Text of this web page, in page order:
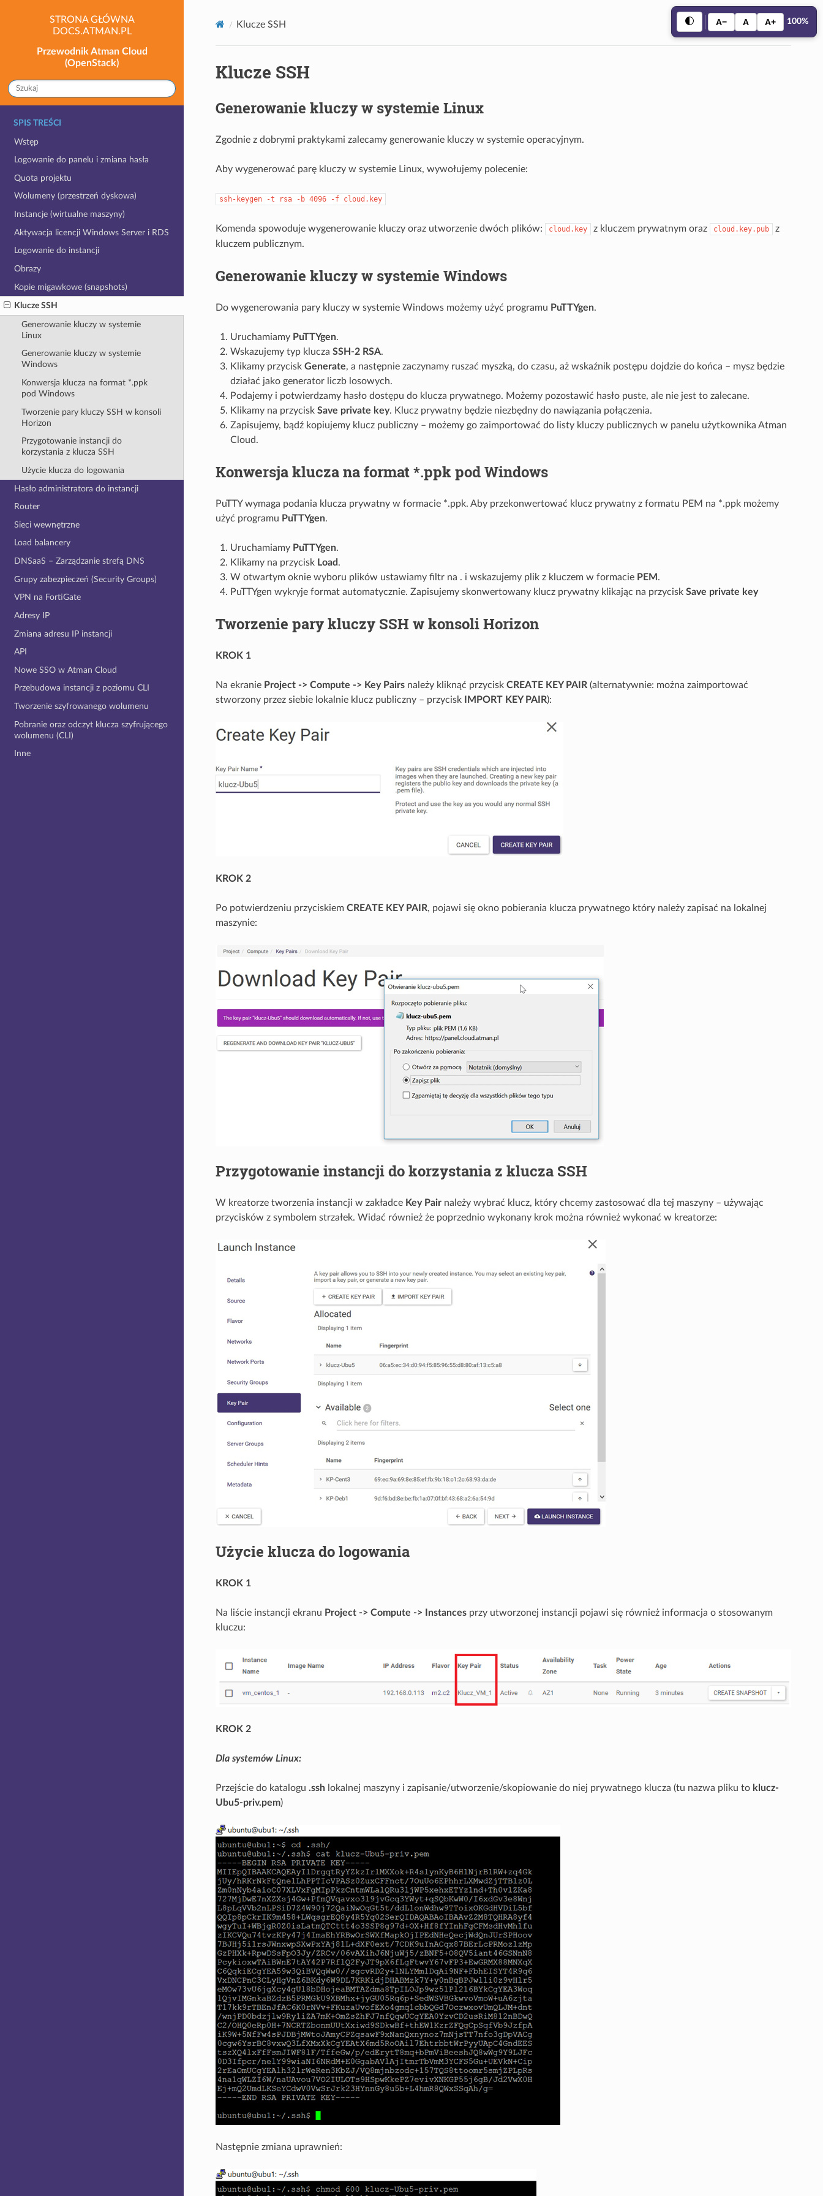
STRONA GŁÓWNA
DOCS.ATMAN.PL
Przewodnik Atman Cloud
(OpenStack)
SPIS TREŚCI
Wstęp
Logowanie do panelu i zmiana hasła
Quota projektu
Wolumeny (przestrzeń dyskowa)
Instancje (wirtualne maszyny)
Aktywacja licencji Windows Server i RDS
Logowanie do instancji
Obrazy
Kopie migawkowe (snapshots)
Klucze SSH
Generowanie kluczy w systemie
Linux
Generowanie kluczy w systemie
Windows
Konwersja klucza na format *.ppk
pod Windows
Tworzenie pary kluczy SSH w konsoli
Horizon
Przygotowanie instancji do
korzystania z klucza SSH
Użycie klucza do logowania
Hasło administratora do instancji
Router
Sieci wewnętrzne
Load balancery
DNSaaS – Zarządzanie strefą DNS
Grupy zabezpieczeń (Security Groups)
VPN na FortiGate
Adresy IP
Zmiana adresu IP instancji
API
Nowe SSO w Atman Cloud
Przebudowa instancji z poziomu CLI
Tworzenie szyfrowanego wolumenu
Pobranie oraz odczyt klucza szyfrującego
wolumenu (CLI)
Inne
Klucze SSH
Klucze SSH
Generowanie kluczy w systemie Linux
Zgodnie z dobrymi praktykami zalecamy generowanie kluczy w systemie operacyjnym.
Aby wygenerować parę kluczy w systemie Linux, wywołujemy polecenie:
ssh-keygen -t rsa -b 4096 -f cloud.key
Komenda spowoduje wygenerowanie kluczy oraz utworzenie dwóch plików: cloud.key z kluczem prywatnym oraz cloud.key.pub
z
kluczem publicznym.
Generowanie kluczy w systemie Windows
Do wygenerowania pary kluczy w systemie Windows możemy użyć programu PuTTYgen.
Uruchamiamy PuTTYgen.
Wskazujemy typ klucza SSH-2 RSA.
Klikamy przycisk Generate, a następnie zaczynamy ruszać myszką, do czasu, aż wskaźnik postępu dojdzie do końca – mysz będzie
działać jako generator liczb losowych.
Podajemy i potwierdzamy hasło dostępu do klucza prywatnego. Możemy pozostawić hasło puste, ale nie jest to zalecane.
Klikamy na przycisk Save private key. Klucz prywatny będzie niezbędny do nawiązania połączenia.
Zapisujemy, bądź kopiujemy klucz publiczny – możemy go zaimportować do listy kluczy publicznych w panelu użytkownika Atman
Cloud.
Konwersja klucza na format *.ppk pod Windows
PuTTY wymaga podania klucza prywatny w formacie *.ppk. Aby przekonwertować klucz prywatny z formatu PEM na *.ppk możemy
użyć programu PuTTYgen.
Uruchamiamy PuTTYgen.
Klikamy na przycisk Load .
W otwartym oknie wyboru plików ustawiamy filtr na . i wskazujemy plik z kluczem w formacie PEM .
PuTTYgen wykryje format automatycznie. Zapisujemy skonwertowany klucz prywatny klikając na przycisk Save private key
Tworzenie pary kluczy SSH w konsoli Horizon
KROK 1
Na ekranie Project -> Compute -> Key Pairsnależy kliknąć przycisk CREATE KEY PAIR(alternatywnie: można zaimportować
stworzony przez siebie lokalnie klucz publiczny – przycisk
IMPORT KEY PAIR):
KROK 2
Po potwierdzeniu przyciskiem CREATE KEY PAIR, pojawi się okno pobierania klucza prywatnego który należy zapisać na lokalnej
maszynie:
Przygotowanie instancji do korzystania z klucza SSH
W kreatorze tworzenia instancji w zakładce Key Pairnależy wybrać klucz, który chcemy zastosować dla tej maszyny – używając
przycisków z symbolem strzałek. Widać również że poprzednio wykonany krok można również wykonać w kreatorze:
Użycie klucza do logowania
KROK 1
Na liście instancji ekranu Project -> Compute -> Instancesprzy utworzonej instancji pojawi się również informacja o stosowanym
kluczu:
KROK 2
Dla systemów Linux:
Przejście do katalogu .sshlokalnej maszyny i zapisanie/utworzenie/skopiowanie do niej prywatnego klucza (tu nazwa pliku to klucz-
Ubu5-priv.pem)
Następnie zmiana uprawnień:
A− A A+ 100%